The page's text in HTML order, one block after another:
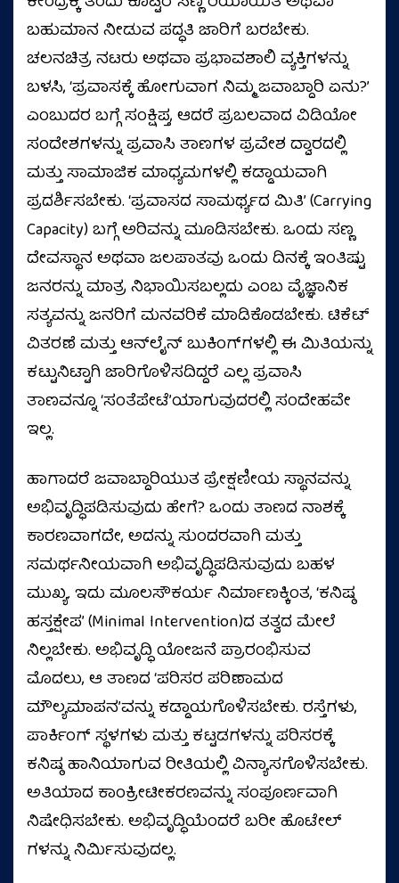
ಬಹುಮಾನ ನೀಡುವ ಪದ್ಧತಿ ಜಾರಿಗೆ ಬರಬೇಕು.
ಚಲನಚಿತ್ರ ನಟರು ಅಥವಾ ಪ್ರಭಾವಶಾಲಿ ವ್ಯಕ್ತಿಗಳನ್ನು
ಬಳಸಿ, ‘ಪ್ರವಾಸಕ್ಕೆ ಹೋಗುವಾಗ ನಿಮ್ಮ ಜವಾಬ್ದಾರಿ ಏನು?’
ಎಂಬುದರ ಬಗ್ಗೆ ಸಂಕ್ಷಿಪ್ತ, ಆದರೆ ಪ್ರಬಲವಾದ ವಿಡಿಯೋ
ಸಂದೇಶಗಳನ್ನು ಪ್ರವಾಸಿ ತಾಣಗಳ ಪ್ರವೇಶ ದ್ವಾರದಲ್ಲಿ
ಮತ್ತು ಸಾಮಾಜಿಕ ಮಾಧ್ಯಮಗಳಲ್ಲಿ ಕಡ್ಡಾಯವಾಗಿ
ಪ್ರದರ್ಶಿಸಬೇಕು. ‘ಪ್ರವಾಸದ ಸಾಮರ್ಥ್ಯದ ಮಿತಿ’ (Carrying
Capacity) ಬಗ್ಗೆ ಅರಿವನ್ನು ಮೂಡಿಸಬೇಕು. ಒಂದು ಸಣ್ಣ
ದೇವಸ್ಥಾನ ಅಥವಾ ಜಲಪಾತವು ಒಂದು ದಿನಕ್ಕೆ ಇಂತಿಷ್ಟು
ಜನರನ್ನು ಮಾತ್ರ ನಿಭಾಯಿಸಬಲ್ಲದು ಎಂಬ ವೈಜ್ಞಾನಿಕ
ಸತ್ಯವನ್ನು ಜನರಿಗೆ ಮನವರಿಕೆ ಮಾಡಿಕೊಡಬೇಕು. ಟಿಕೆಟ್
ವಿತರಣೆ ಮತ್ತು ಆನ್‌ಲೈನ್ ಬುಕಿಂಗ್‌ಗಳಲ್ಲಿ ಈ ಮಿತಿಯನ್ನು
ಕಟ್ಟುನಿಟ್ಟಾಗಿ ಜಾರಿಗೊಳಿಸದಿದ್ದರೆ ಎಲ್ಲ ಪ್ರವಾಸಿ
ತಾಣವನ್ನೂ ‘ಸಂತೆಪೇಟೆ’ಯಾಗುವುದರಲ್ಲಿ ಸಂದೇಹವೇ
ಇಲ್ಲ.
ಹಾಗಾದರೆ ಜವಾಬ್ದಾರಿಯುತ ಪ್ರೇಕ್ಷಣೀಯ ಸ್ಥಾನವನ್ನು
ಅಭಿವೃದ್ಧಿಪಡಿಸುವುದು ಹೇಗೆ? ಒಂದು ತಾಣದ ನಾಶಕ್ಕೆ
ಕಾರಣವಾಗದೇ, ಅದನ್ನು ಸುಂದರವಾಗಿ ಮತ್ತು
ಸಮರ್ಥನೀಯವಾಗಿ ಅಭಿವೃದ್ಧಿಪಡಿಸುವುದು ಬಹಳ
ಮುಖ್ಯ. ಇದು ಮೂಲಸೌಕರ್ಯ ನಿರ್ಮಾಣಕ್ಕಿಂತ, ‘ಕನಿಷ್ಠ
ಹಸ್ತಕ್ಷೇಪ’ (Minimal Intervention)ದ ತತ್ವದ ಮೇಲೆ
ನಿಲ್ಲಬೇಕು. ಅಭಿವೃದ್ಧಿ ಯೋಜನೆ ಪ್ರಾರಂಭಿಸುವ
ಮೊದಲು, ಆ ತಾಣದ ‘ಪರಿಸರ ಪರಿಣಾಮದ
ಮೌಲ್ಯಮಾಪನ’ವನ್ನು ಕಡ್ಡಾಯಗೊಳಿಸಬೇಕು. ರಸ್ತೆಗಳು,
ಪಾರ್ಕಿಂಗ್ ಸ್ಥಳಗಳು ಮತ್ತು ಕಟ್ಟಡಗಳನ್ನು ಪರಿಸರಕ್ಕೆ
ಕನಿಷ್ಠ ಹಾನಿಯಾಗುವ ರೀತಿಯಲ್ಲಿ ವಿನ್ಯಾಸಗೊಳಿಸಬೇಕು.
ಅತಿಯಾದ ಕಾಂಕ್ರೀಟೀಕರಣವನ್ನು ಸಂಪೂರ್ಣವಾಗಿ
ನಿಷೇಧಿಸಬೇಕು. ಅಭಿವೃದ್ಧಿಯೆಂದರೆ ಬರೀ ಹೊಟೇಲ್
ಗಳನ್ನು ನಿರ್ಮಿಸುವುದಲ್ಲ.